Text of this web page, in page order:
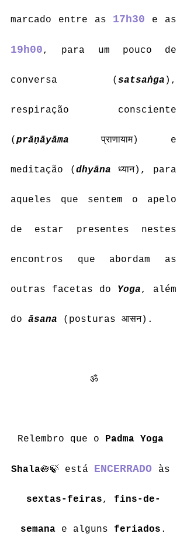
marcado entre as 17h30
19h00, para um pouco de
conversa ( satsaṅga ),
respiração consciente
( prāṇāyāma प्राणायाम) e
meditação ( dhyāna ध्यान), para
aqueles que sentem o apelo
de estar presentes nestes
encontros que abordam as
outras facetas do Yoga, além
do āsana (posturas आसन).
ॐ
Relembro que o Padma Yoga
Shala🪷🍃 está ENCERRADO às
sextas-feiras, fins-de-
semana e alguns feriados .